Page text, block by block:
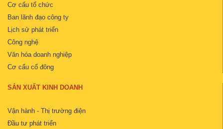
Cơ cấu tổ chức
Ban lãnh đạo công ty
Lịch sử phát triển
Công nghệ
Văn hóa doanh nghiệp
Cơ cấu cổ đông
SẢN XUẤT KINH DOANH
Vận hành - Thị trường điện
Đầu tư phát triển